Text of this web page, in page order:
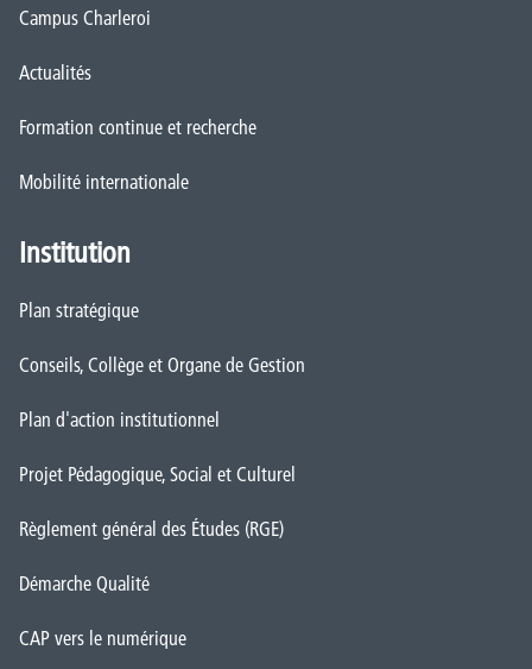
Campus Charleroi
Actualités
Formation continue et recherche
Mobilité internationale
Institution
Plan stratégique
Conseils, Collège et Organe de Gestion
Plan d'action institutionnel
Projet Pédagogique, Social et Culturel
Règlement général des Études (RGE)
Démarche Qualité
CAP vers le numérique